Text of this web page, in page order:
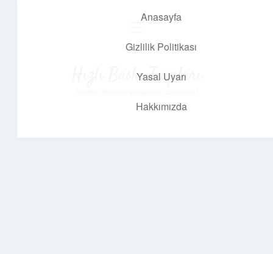
Anasayfa
Gizlilik Politikası
Yasal Uyarı
Hakkımızda
Hızlı Baskı Tüyoları